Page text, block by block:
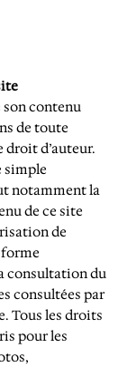
son contenu
de toute
droit d’auteur.
simple
notamment la
de ce site
de
consultation du
consultées par
Tous les droits
pour les